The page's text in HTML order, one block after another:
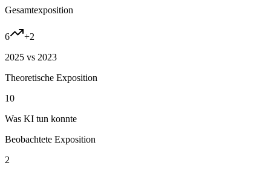
Gesamtexposition
6 +2
2025 vs 2023
Theoretische Exposition
10
Was KI tun konnte
Beobachtete Exposition
2